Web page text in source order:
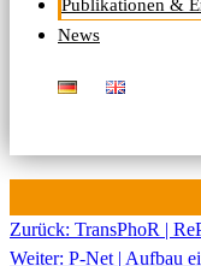
Publikationen &
News
Zurück: TransPhoR |
Weiter: P-Net | Aufbau